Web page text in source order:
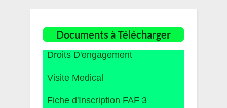
Documents à Télécharger
Droits D'engagement
Visite Medical
Fiche d'Inscription FAF 3